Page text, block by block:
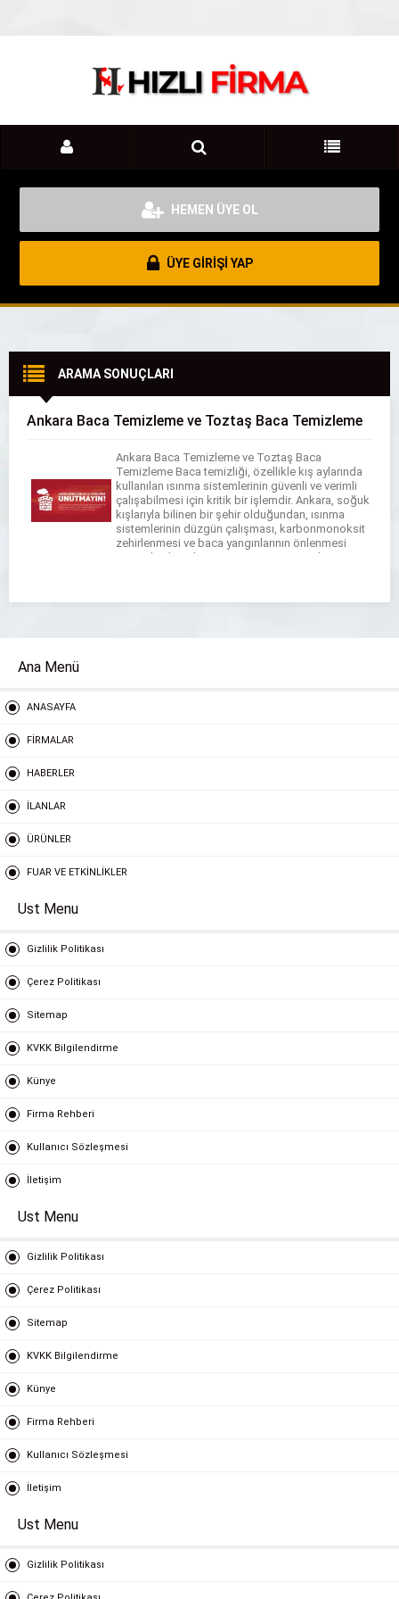
HEMEN ÜYE OL
ÜYE GİRİŞİ YAP
ARAMA SONUÇLARI
Ankara Baca Temizleme ve Toztaş Baca Temizleme
Ankara Baca Temizleme ve Toztaş Baca
Temizleme Baca temizliği, özellikle kış aylarında
kullanılan ısınma sistemlerinin güvenli ve verimli
çalışabilmesi için kritik bir işlemdir. Ankara, soğuk
kışlarıyla bilinen bir şehir olduğundan, ısınma
sistemlerinin düzgün çalışması, karbonmonoksit
zehirlenmesi ve baca yangınlarının önlenmesi
açısından büyük önem taşır. Baca temizleme
Ana Menü
ANASAYFA
FİRMALAR
HABERLER
İLANLAR
ÜRÜNLER
FUAR VE ETKİNLİKLER
Ust Menu
Gizlilik Politikası
Çerez Politikası
Sitemap
KVKK Bilgilendirme
Künye
Firma Rehberi
Kullanıcı Sözleşmesi
İletişim
Ust Menu
Gizlilik Politikası
Çerez Politikası
Sitemap
KVKK Bilgilendirme
Künye
Firma Rehberi
Kullanıcı Sözleşmesi
İletişim
Ust Menu
Gizlilik Politikası